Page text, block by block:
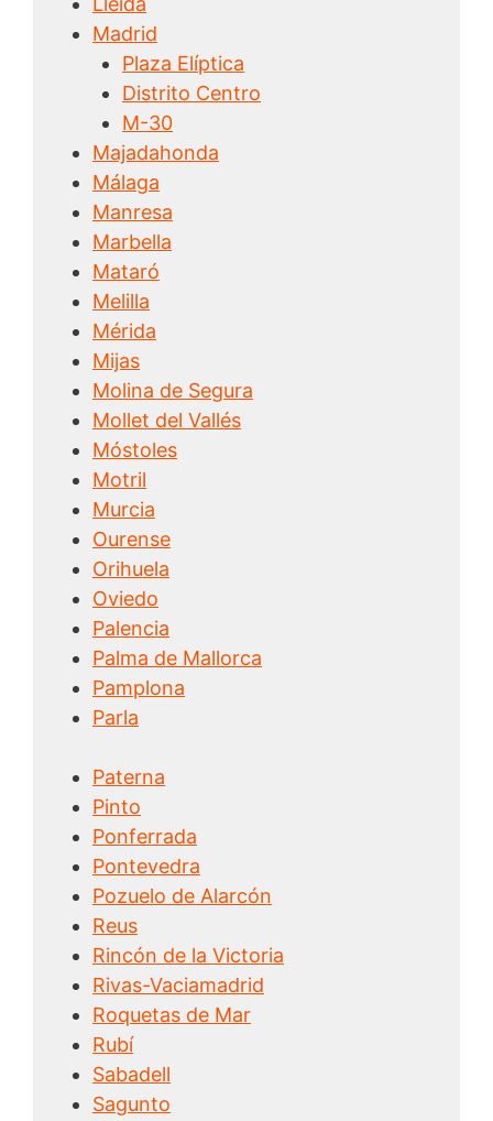
Madrid
Plaza Elíptica
Distrito Centro
M-30
Majadahonda
Málaga
Manresa
Marbella
Mataró
Melilla
Mérida
Mijas
Molina de Segura
Mollet del Vallés
Móstoles
Motril
Murcia
Ourense
Orihuela
Oviedo
Palencia
Palma de Mallorca
Pamplona
Parla
Paterna
Pinto
Ponferrada
Pontevedra
Pozuelo de Alarcón
Reus
Rincón de la Victoria
Rivas-Vaciamadrid
Roquetas de Mar
Rubí
Sabadell
Sagunto